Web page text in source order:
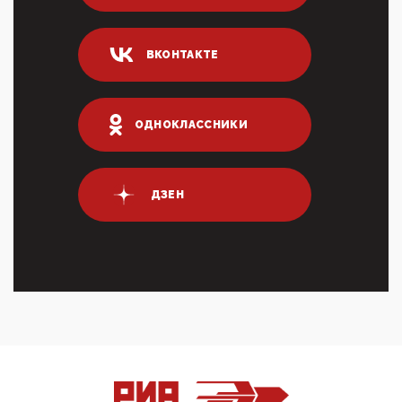
04:47, 10 Апреля 2026
ИНН для переводов по СБП это первый шаг из
логических двухЗаполнение ИНН при любых
переводах по ...
03:35, 10 Апреля 2026
Суммарное вознаграждение менеджменту в 15
крупных банках по итогам 2025 года превысило 63
млрд руб. ...
Террорист и убийца Буданов вальяжно сообщил,
что союзники просили Киев не наносить удары по
энергети...
12:01, 10 Апреля 2026
ВКОНТАКТЕ
ОДНОКЛАССНИКИ
ДЗЕН